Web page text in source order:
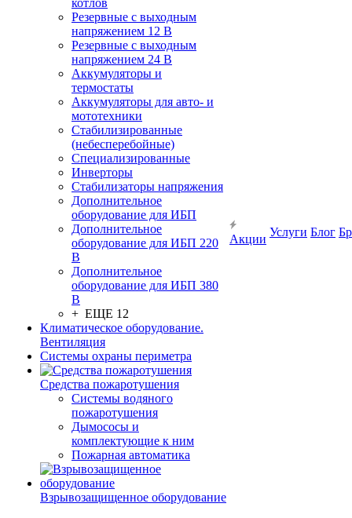
котлов
Резервные с выходным
напряжением 12 В
Резервные с выходным
напряжением 24 В
Аккумуляторы и
термостаты
Аккумуляторы для авто- и
мототехники
Стабилизированные
(небесперебойные)
Специализированные
Инверторы
Стабилизаторы напряжения
Дополнительное
оборудование для ИБП
Дополнительное
оборудование для ИБП 220
В
Дополнительное
оборудование для ИБП 380
В
+ ЕЩЕ 12
Климатическое оборудование.
Вентиляция
Системы охраны периметра
Средства пожаротушения
Системы водяного
пожаротушения
Дымососы и
комплектующие к ним
Пожарная автоматика
Взрывозащищенное оборудование
Акции
Услуги Блог